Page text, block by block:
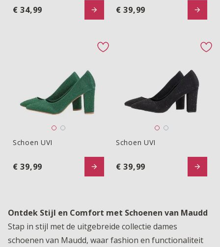
€ 34,99 € 39,99
Schoen UVI
Schoen UVI
€ 39,99
Schoen UVI
Schoen UVI
€ 39,99
Ontdek Stijl en Comfort met Schoenen van Maudd
Stap in stijl met de uitgebreide collectie dames
schoenen van Maudd, waar fashion en functionaliteit